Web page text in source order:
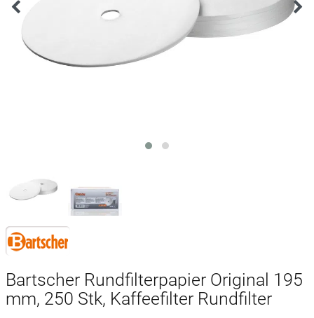
Bartscher Rundfilterpapier Original 195
mm, 250 Stk, Kaffeefilter Rundfilter